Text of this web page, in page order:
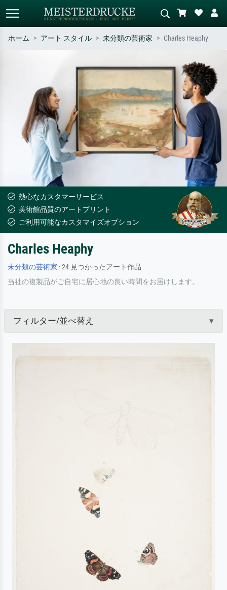
作家名・作品名・スタイルで検索
– 例：モネ、星月夜、印象派、北
斎の波、ヌード。
シーンを説明してください – 例：
緑の草原、赤の多い抽象画、暗い
油絵、木のそばの立ち姿のヌー
ド。
ホーム アート スタイル 未分類の芸術家 Charles Heaphy
熱心なカスタマーサービス
美術館品質のアートプリント
ご利用可能なカスタマイズオプション
Charles Heaphy
未分類の芸術家 · 24 見つかったアート作品
当社の複製品がご自宅に居心地の良い時間をお届けします。
フィルター/並べ替え